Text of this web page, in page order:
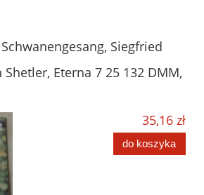
Siegfried
Eterna 7 25 132 DMM,
35,16 zł
do koszyka